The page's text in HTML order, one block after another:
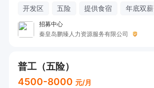
开发区 五险 提供食宿 年底双薪
招募中心
秦皇岛鹏臻人力资源服务有限公司
普工（五险）
4500-8000 元/月